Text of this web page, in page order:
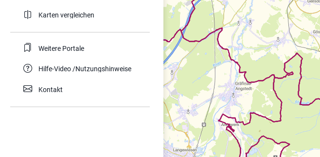
Karten vergleichen
Weitere Portale
Hilfe-Video /Nutzungshinweise
Kontakt